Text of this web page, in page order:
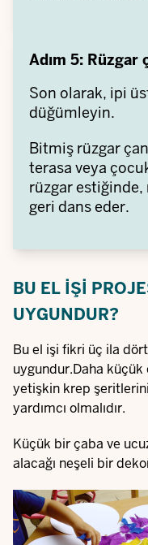
Adım 5: Rüzgar
Son olarak, ipi
düğümleyin.
Bitmiş rüzgar
terasa veya
rüzgar estiğinde,
geri dans eder.
BU EL IŞI
UYGUNDUR?
Bu el işi fikri üç ila
uygundur.Daha
yetişkin krep
yardımcı olmalıdır.
Küçük bir çaba ve
alacağı neşeli bir